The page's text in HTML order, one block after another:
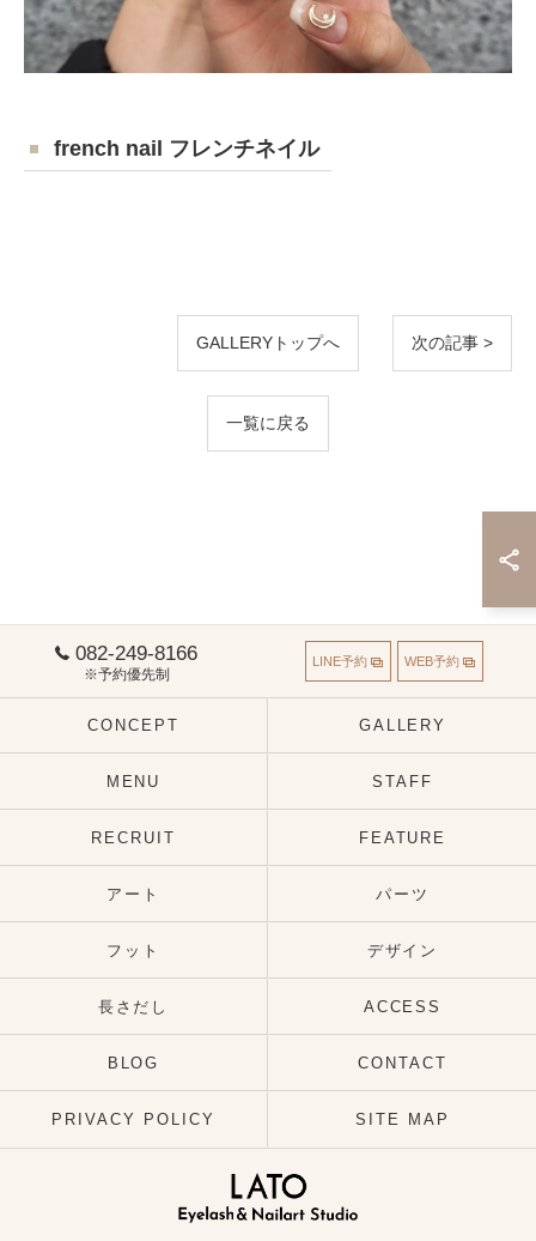
french nail フレンチネイル
GALLERYトップへ 次の記事 >
一覧に戻る
082-249-8166
※予約優先制
LINE予約 WEB予約
CONCEPT GALLERY
MENU STAFF
RECRUIT FEATURE
アート パーツ
フット デザイン
長さだし ACCESS
BLOG CONTACT
PRIVACY POLICY SITE MAP